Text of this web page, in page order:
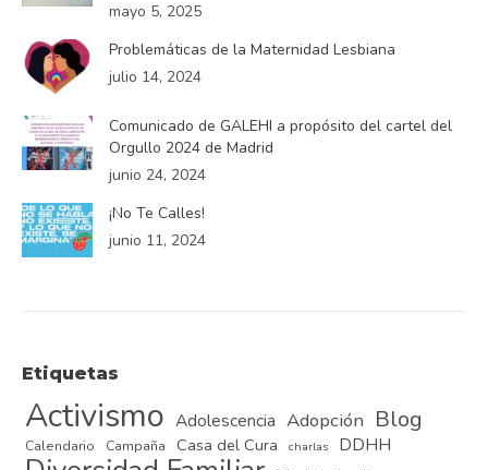
mayo 5, 2025
Problemáticas de la Maternidad Lesbiana
julio 14, 2024
Comunicado de GALEHI a propósito del cartel del
Orgullo 2024 de Madrid
junio 24, 2024
¡No Te Calles!
junio 11, 2024
Etiquetas
Activismo Adolescencia Adopción Blog
Calendario Campaña Casa del Cura charlas DDHH